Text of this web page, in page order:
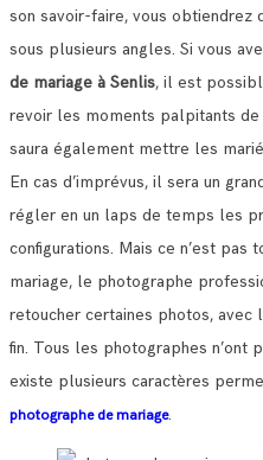
son savoir-faire, vous
sous plusieurs angles. Si vous
de mariage à Senlis, il est
revoir les moments palpitants de
saura également mettre les
En cas d’imprévus, il sera un
régler en un laps de temps les
configurations. Mais ce n’est pas
mariage, le photographe
retoucher certaines photos, avec
fin. Tous les photographes n’ont
existe plusieurs caractères
photographe de mariage.